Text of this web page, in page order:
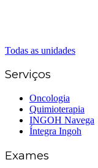
Todas as unidades
Serviços
Oncologia
Quimioterapia
INGOH Navega
Íntegra Ingoh
Exames